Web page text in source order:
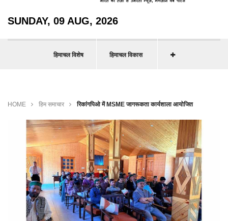
SUNDAY, 09 AUG, 2026
हिमाचल विशेष हिमाचल विकास
HOME हिम समाचार रिकांगपिओ में MSME जागरूकता कार्यशाला आयोजित